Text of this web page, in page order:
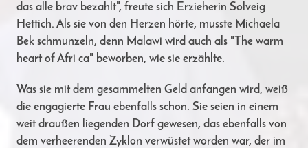
das alle brav bezahlt", freute sich Erzieherin Solveig
Hettich. Als sie von den Herzen hörte, musste Michaela
Bek schmunzeln, denn Malawi wird auch als "The warm
heart of Afri ca" beworben, wie sie erzählte.
Was sie mit dem gesammelten Geld anfangen wird, weiß
die engagierte Frau ebenfalls schon. Sie seien in einem
weit draußen liegenden Dorf gewesen, das ebenfalls von
dem verheerenden Zyklon verwüstet worden war, der im